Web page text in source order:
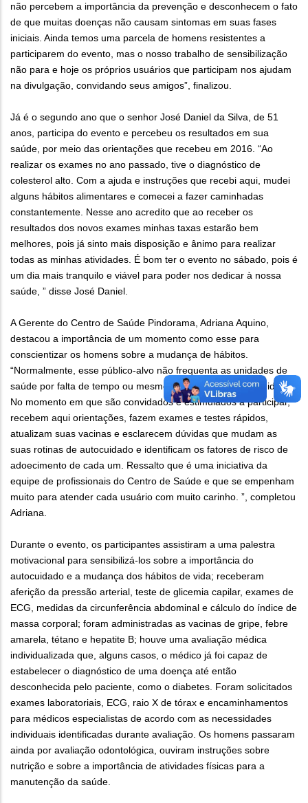
não percebem a importância da prevenção e desconhecem o fato
de que muitas doenças não causam sintomas em suas fases
iniciais. Ainda temos uma parcela de homens resistentes a
participarem do evento, mas o nosso trabalho de sensibilização
não para e hoje os próprios usuários que participam nos ajudam
na divulgação, convidando seus amigos”, finalizou.
Já é o segundo ano que o senhor José Daniel da Silva, de 51
anos, participa do evento e percebeu os resultados em sua
saúde, por meio das orientações que recebeu em 2016. “Ao
realizar os exames no ano passado, tive o diagnóstico de
colesterol alto. Com a ajuda e instruções que recebi aqui, mudei
alguns hábitos alimentares e comecei a fazer caminhadas
constantemente. Nesse ano acredito que ao receber os
resultados dos novos exames minhas taxas estarão bem
melhores, pois já sinto mais disposição e ânimo para realizar
todas as minhas atividades. É bom ter o evento no sábado, pois é
um dia mais tranquilo e viável para poder nos dedicar à nossa
saúde, ” disse José Daniel.
A Gerente do Centro de Saúde Pindorama, Adriana Aquino,
destacou a importância de um momento como esse para
conscientizar os homens sobre a mudança de hábitos.
“Normalmente, esse público-alvo não frequenta as unidades de
saúde por falta de tempo ou mesmo de interesse em se cuidar.
No momento em que são convidados e estimulados a participar,
recebem aqui orientações, fazem exames e testes rápidos,
atualizam suas vacinas e esclarecem dúvidas que mudam as
suas rotinas de autocuidado e identificam os fatores de risco de
adoecimento de cada um. Ressalto que é uma iniciativa da
equipe de profissionais do Centro de Saúde e que se empenham
muito para atender cada usuário com muito carinho. ”, completou
Adriana.
Durante o evento, os participantes assistiram a uma palestra
motivacional para sensibilizá-los sobre a importância do
autocuidado e a mudança dos hábitos de vida; receberam
aferição da pressão arterial, teste de glicemia capilar, exames de
ECG, medidas da circunferência abdominal e cálculo do índice de
massa corporal; foram administradas as vacinas de gripe, febre
amarela, tétano e hepatite B; houve uma avaliação médica
individualizada que, alguns casos, o médico já foi capaz de
estabelecer o diagnóstico de uma doença até então
desconhecida pelo paciente, como o diabetes. Foram solicitados
exames laboratoriais, ECG, raio X de tórax e encaminhamentos
para médicos especialistas de acordo com as necessidades
individuais identificadas durante avaliação. Os homens passaram
ainda por avaliação odontológica, ouviram instruções sobre
nutrição e sobre a importância de atividades físicas para a
manutenção da saúde.